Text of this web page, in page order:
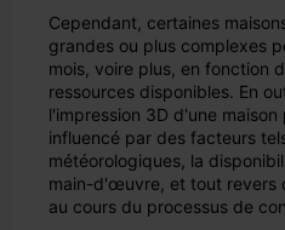
Cependant, certaines
grandes ou plus complexes
mois, voire plus, en fonction
ressources disponibles. En
l'impression 3D d'une
influencé par des facteurs
météorologiques, la
main-d'œuvre, et tout revers
au cours du processus de